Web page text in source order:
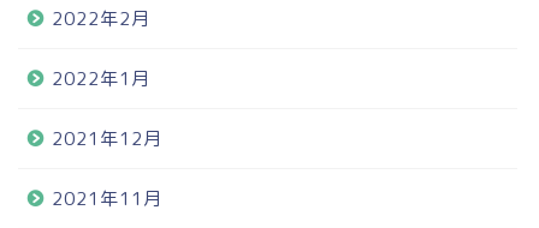
2022年2月
2022年1月
2021年12月
2021年11月